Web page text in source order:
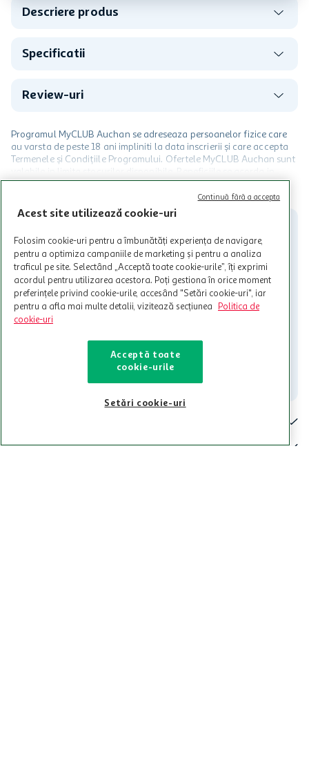
Descriere produs
Specificatii
Review-uri
Programul MyCLUB Auchan se adreseaza persoanelor fizice care
au varsta de peste 18 ani impliniti la data inscrierii și care accepta
Termenele și Condițiile Programului. Ofertele MyCLUB Auchan sunt
limita a 12 unitati / card client o singura data in perioada promotiei.
Cardul poate fi utilizat doar in legatura cu magazinele Auchan
participante și pentru acțiuni promotionale indicate de Auchan si
nu raspunde pentru imposibilitatea utilizarii Cardului in perioada in
care aceste este suspendat sau in perioada in care sunt efectuate
intretineri sau reparatii tehnice la sistemul de utilizarea al Cardului.
Contacteaza-ne!
021-9141 contact@auchan.ro
Contact
Cine suntem
Acest site utilizează cookie-uri
Folosim cookie-uri pentru a îmbunătăți experiența de navigare,
pentru a optimiza campaniile de marketing și pentru a analiza
traficul pe site. Selectând „Acceptă toate cookie-urile”, îți exprimi
acordul pentru utilizarea acestora. Poți gestiona în orice moment
preferințele privind cookie-urile, accesând "Setări cookie-uri", iar
pentru a afla mai multe detalii, vizitează secțiunea
Politica de
cookie-uri
Acceptă toate
cookie-urile
Setări cookie-uri
Continuă fără a accepta